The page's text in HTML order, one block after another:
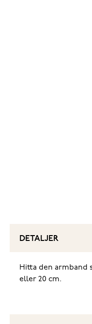
DETALJER
‌Hitta den armband
eller 20 cm.